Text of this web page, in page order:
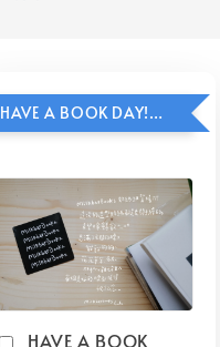
HAVE A BOOK DAY!貼紙包加價購
HAVE A BOOK